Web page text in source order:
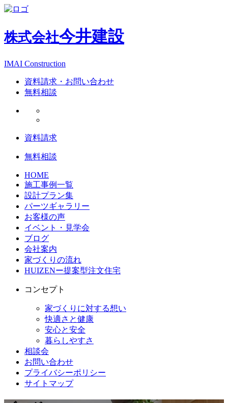
株式会社今井建設
IMAI Construction
資料請求・お問い合わせ
無料相談
資料請求
無料相談
HOME
施工事例一覧
設計プラン集
パーツギャラリー
お客様の声
イベント・見学会
ブログ
会社案内
家づくりの流れ
HUIZENー提案型注文住宅
コンセプト
家づくりに対する想い
快適さと健康
安心と安全
暮らしやすさ
相談会
お問い合わせ
プライバシーポリシー
サイトマップ